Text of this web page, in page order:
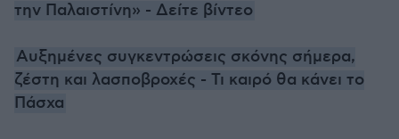
την Παλαιστίνη» - Δείτε βίντεο
Αυξημένες συγκεντρώσεις σκόνης σήμερα,
ζέστη και λασποβροχές - Τι καιρό θα κάνει το
Πάσχα